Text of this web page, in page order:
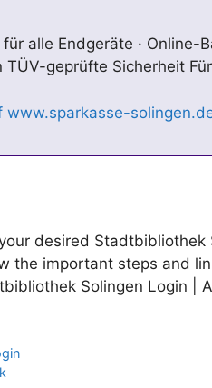
alle Endgeräte ·
TÜV-geprüfte Sicherheit
desired
the important steps and
Solingen Login |